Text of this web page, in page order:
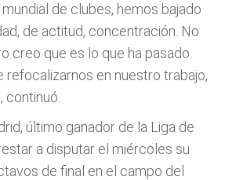
de clubes, hemos bajado
de actitud, concentración. No
creo que es lo que ha pasado.
refocalizarnos en nuestro trabajo,
continuó.
último ganador de la Liga de
a disputar el miércoles su
de final en el campo del